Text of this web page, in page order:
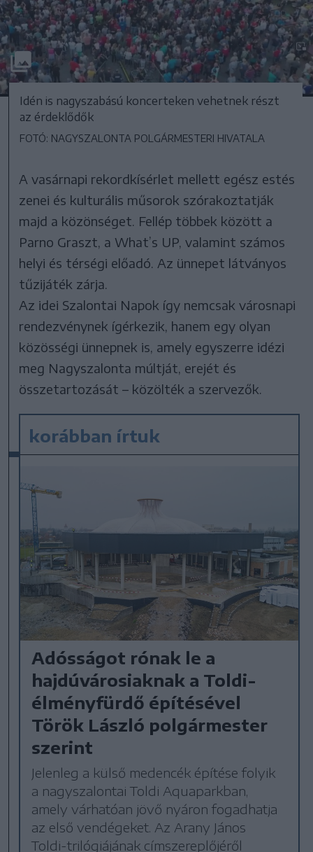
Idén is nagyszabású koncerteken vehetnek részt
az érdeklődők
FOTÓ: NAGYSZALONTA POLGÁRMESTERI HIVATALA
A vasárnapi rekordkísérlet mellett egész estés
zenei és kulturális műsorok szórakoztatják
majd a közönséget. Fellép többek között a
Parno Graszt, a What’s UP, valamint számos
helyi és térségi előadó. Az ünnepet látványos
tűzijáték zárja.
Az idei Szalontai Napok így nemcsak városnapi
rendezvénynek ígérkezik, hanem egy olyan
közösségi ünnepnek is, amely egyszerre idézi
meg Nagyszalonta múltját, erejét és
összetartozását – közölték a szervezők.
korábban írtuk
Adósságot rónak le a
hajdúvárosiaknak a Toldi-
élményfürdő építésével
Török László polgármester
szerint
Jelenleg a külső medencék építése folyik
a nagyszalontai Toldi Aquaparkban,
amely várhatóan jövő nyáron fogadhatja
az első vendégeket. Az Arany János
Toldi-trilógiájának címszereplőjéről